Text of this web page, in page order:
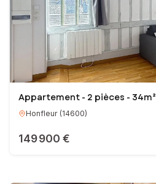
Appartement - 2 pièces - 34m²
Honfleur (14600)
149 900 €